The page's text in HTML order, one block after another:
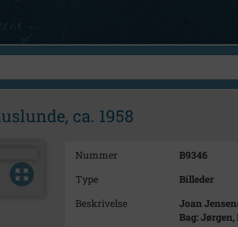
ca. 1958
Nummer
B9346
Type
Billeder
Beskrivelse
Joan
Bag: